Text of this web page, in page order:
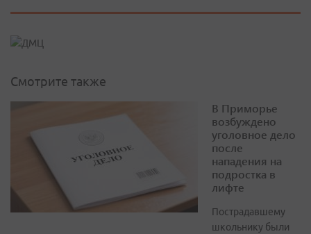
Смотрите также
В Приморье
возбуждено
уголовное дело
после
нападения на
подростка в
лифте
Пострадавшему
школьнику были